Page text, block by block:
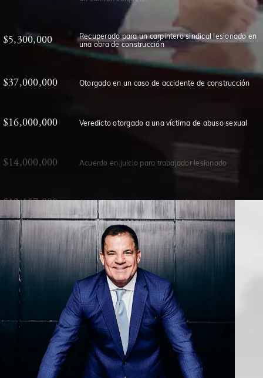
una obra de construcción
$37,000,000 Otorgado en un caso de accidente de construcción
$16,000,000 Veredicto otorgado a una víctima de abuso sexual
$14,000,000 Acuerdo en juicio para trabajador lesionado
$12,157,000 Acuerdo en un caso de descarrilamiento de tren
$12,000,000 Acuerdo en un caso de accidente de construcción
$11,750,000 Otorgado a una víctima de una condena injusta
$11,000,000
Veredicto otorgado a una víctima de un accidente de
autobús
$9,000,000 Otorgado a una víctima de asalto municipal
$7,000,000 Otorgado en un caso de accidente de construcción